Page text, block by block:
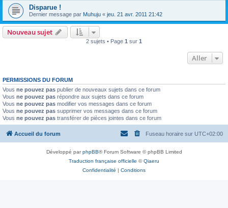
Disparue !
Dernier message par Muhuju « jeu. 21 avr. 2011 21:42
Nouveau sujet
2 sujets • Page 1 sur 1
Aller
PERMISSIONS DU FORUM
Vous ne pouvez pas publier de nouveaux sujets dans ce forum
Vous ne pouvez pas répondre aux sujets dans ce forum
Vous ne pouvez pas modifier vos messages dans ce forum
Vous ne pouvez pas supprimer vos messages dans ce forum
Vous ne pouvez pas transférer de pièces jointes dans ce forum
Accueil du forum Fuseau horaire sur UTC+02:00
Développé parphpBB® Forum Software © phpBB Limited
Traduction française officielle ©Qiaeru
Confidentialité | Conditions